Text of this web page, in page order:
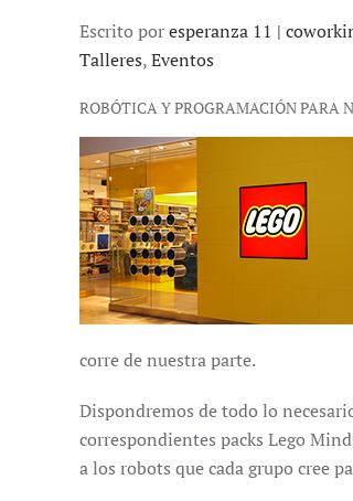
Escrito poresperanza 11 |
Talleres,Eventos
ROBÓTICA Y PROGRAMACIÓN PARA
corre de nuestra parte.
Dispondremos de todo lo
correspondientes packs Lego
a los robots que cada grupo cree